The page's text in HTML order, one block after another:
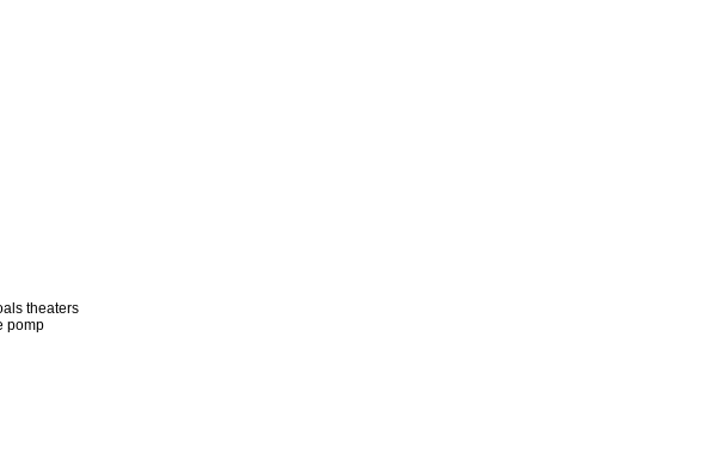
theaters
pomp